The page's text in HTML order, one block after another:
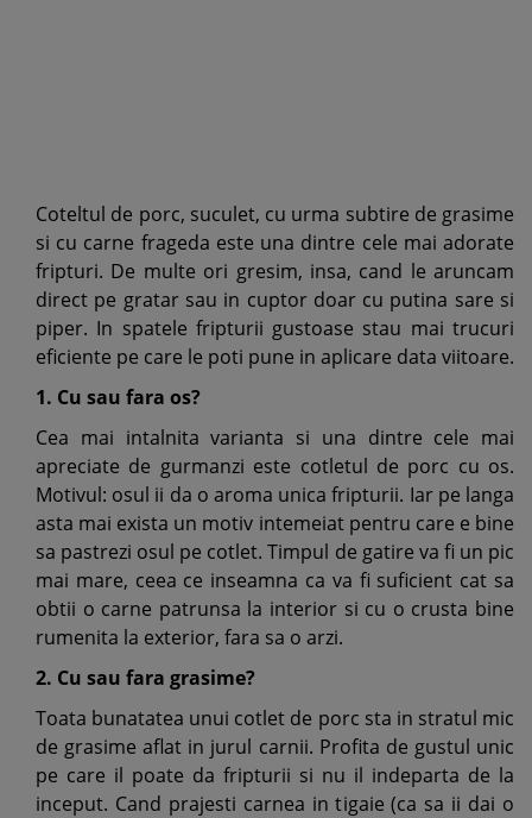
Coteltul de porc, suculet, cu urma subtire de grasime
si cu carne frageda este una dintre cele mai adorate
fripturi. De multe ori gresim, insa, cand le aruncam
direct pe gratar sau in cuptor doar cu putina sare si
piper. In spatele fripturii gustoase stau mai trucuri
eficiente pe care le poti pune in aplicare data viitoare.
1. Cu sau fara os?
Cea mai intalnita varianta si una dintre cele mai
apreciate de gurmanzi este cotletul de porc cu os.
Motivul: osul ii da o aroma unica fripturii. Iar pe langa
asta mai exista un motiv intemeiat pentru care e bine
sa pastrezi osul pe cotlet. Timpul de gatire va fi un pic
mai mare, ceea ce inseamna ca va fi suficient cat sa
obtii o carne patrunsa la interior si cu o crusta bine
rumenita la exterior, fara sa o arzi.
2. Cu sau fara grasime?
Toata bunatatea unui cotlet de porc sta in stratul mic
de grasime aflat in jurul carnii. Profita de gustul unic
pe care il poate da fripturii si nu il indeparta de la
inceput. Cand prajesti carnea in tigaie (ca sa ii dai o